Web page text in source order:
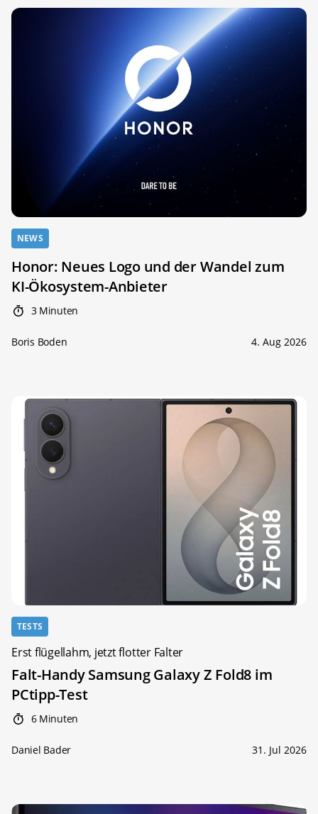
NEWS
Honor: Neues Logo und der Wandel zum
KI-Ökosystem-Anbieter
3 Minuten
Boris Boden 4. Aug 2026
TESTS
Erst flügellahm, jetzt flotter Falter
Falt-Handy Samsung Galaxy Z Fold8 im
PCtipp-Test
6 Minuten
Daniel Bader 31. Jul 2026